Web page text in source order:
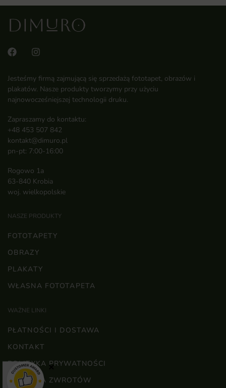
Jesteśmy firmą zajmującą się sprzedażą fototapet, obrazów i
plakatów. Nasze produkty tworzymy przy użyciu
najnowocześniejszej technologii druku.
Zapraszamy do kontaktu:
+48 453 507 842
kontakt@dimuro.pl
pn-pt: 7:00-16:00
Rogowo 1a
63-840 Krobia
woj. wielkopolskie
NASZE PRODUKTY
FOTOTAPETY
OBRAZY
PLAKATY
WŁASNA FOTOTAPETA
WAŻNE LINKI
PŁATNOŚCI I DOSTAWA
KONTAKT
POLITYKA PRYWATNOŚCI
POLITYKA ZWROTÓW
×